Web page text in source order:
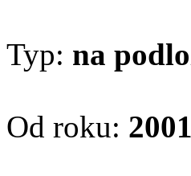
Typ: na
Od roku: 2001